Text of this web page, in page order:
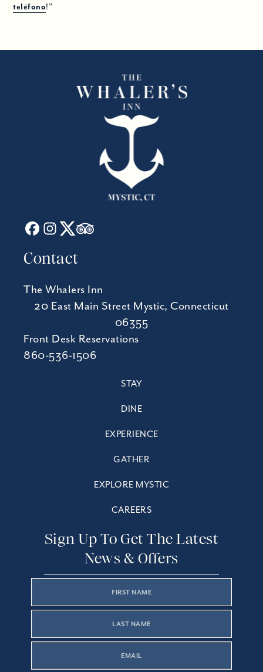
teléfono!”
Contact
The Whalers Inn
20 East Main Street Mystic, Connecticut
06355
Front Desk Reservations
860-536-1506
STAY
DINE
EXPERIENCE
GATHER
EXPLORE MYSTIC
CAREERS
Sign Up To Get The Latest
News & Offers